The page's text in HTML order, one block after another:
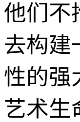
他们不
去构建
性的强
艺术生